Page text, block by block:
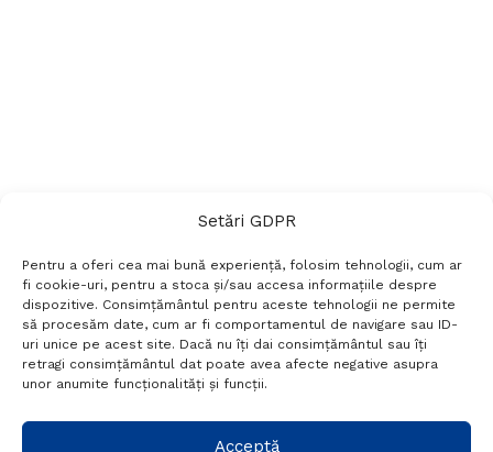
Setări GDPR
Pentru a oferi cea mai bună experiență, folosim tehnologii, cum ar
fi cookie-uri, pentru a stoca și/sau accesa informațiile despre
dispozitive. Consimțământul pentru aceste tehnologii ne permite
să procesăm date, cum ar fi comportamentul de navigare sau ID-
uri unice pe acest site. Dacă nu îți dai consimțământul sau îți
retragi consimțământul dat poate avea afecte negative asupra
unor anumite funcționalități și funcții.
Acceptă
Termeni si conditii
Politică de confidențialitate
Politica cookies
Setări GDPR
+40 788 760 194